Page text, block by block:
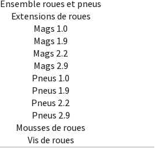
Ensemble roues et pneus
Extensions de roues
Mags 1.0
Mags 1.9
Mags 2.2
Mags 2.9
Pneus 1.0
Pneus 1.9
Pneus 2.2
Pneus 2.9
Mousses de roues
Vis de roues